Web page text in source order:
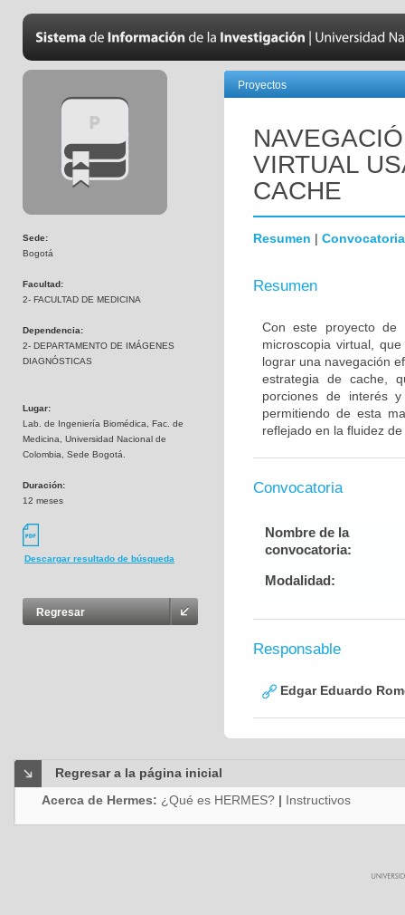
Sede:
Bogotá
Facultad:
2- FACULTAD DE MEDICINA
Dependencia:
2- DEPARTAMENTO DE IMÁGENES
DIAGNÓSTICAS
Lugar:
Lab. de Ingeniería Biomédica, Fac. de
Medicina, Universidad Nacional de
Colombia, Sede Bogotá.
Duración:
12 meses
Descargar resultado de búsqueda
Regresar
Proyectos
VIRTUAL
CACHE
Resumen | Convocatoria
Resumen
Con este proyecto de
microscopia virtual,
lograr una navegación
estrategia de cache,
porciones de interés
permitiendo de esta
reflejado en la fluidez
Convocatoria
Nombre de la
convocatoria:
Modalidad:
Responsable
Edgar Eduardo
Regresar a la página inicial
Acerca de Hermes: ¿Qué es HERMES? | Instructivos